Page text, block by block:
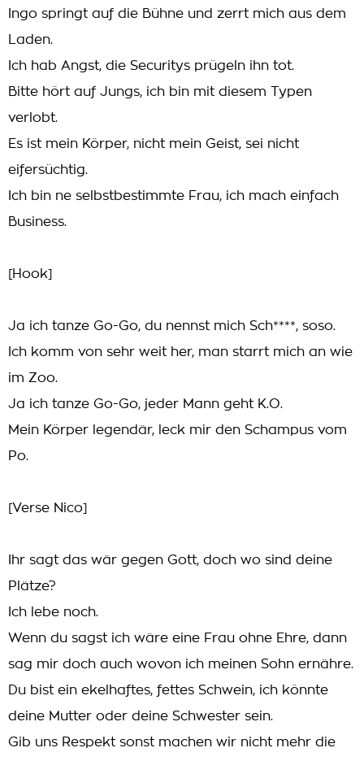
Ingo springt auf die Bühne und zerrt mich aus dem
Laden.
Ich hab Angst, die Securitys prügeln ihn tot.
Bitte hört auf Jungs, ich bin mit diesem Typen
verlobt.
Es ist mein Körper, nicht mein Geist, sei nicht
eifersüchtig.
Ich bin ne selbstbestimmte Frau, ich mach einfach
Business.
[Hook]
Ja ich tanze Go-Go, du nennst mich Sch****, soso.
Ich komm von sehr weit her, man starrt mich an wie
im Zoo.
Ja ich tanze Go-Go, jeder Mann geht K.O.
Mein Körper legendär, leck mir den Schampus vom
Po.
[Verse Nico]
Ihr sagt das wär gegen Gott, doch wo sind deine
Plätze?
Ich lebe noch.
Wenn du sagst ich wäre eine Frau ohne Ehre, dann
sag mir doch auch wovon ich meinen Sohn ernähre.
Du bist ein ekelhaftes, fettes Schwein, ich könnte
deine Mutter oder deine Schwester sein.
Gib uns Respekt sonst machen wir nicht mehr die